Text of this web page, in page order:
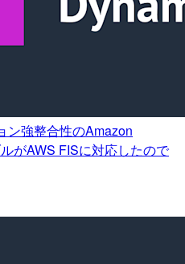
ン強整合性のAmazon
がAWS FISに対応したので